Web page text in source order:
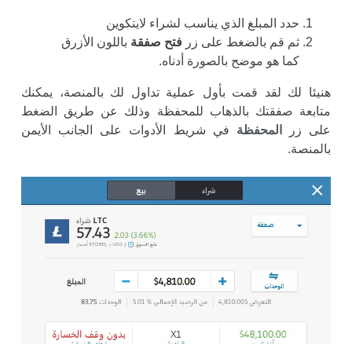
حدد المبلغ الذي يناسب لشراء لايتكوين
ثم قم بالضغط على زر فتح صفقة باللون الأزرق
كما هو موضح بالصورة أدناه.
هنيئا لك لقد قمت بأول عملية تداول لك بالمنصة، يمكنك
متابعة صفقتك بالذهاب للمحفظة وذلك عن طريق الضغط
على زر
المحفظة في شريط الأدوات على الجانب الأيمن
بالمنصة.